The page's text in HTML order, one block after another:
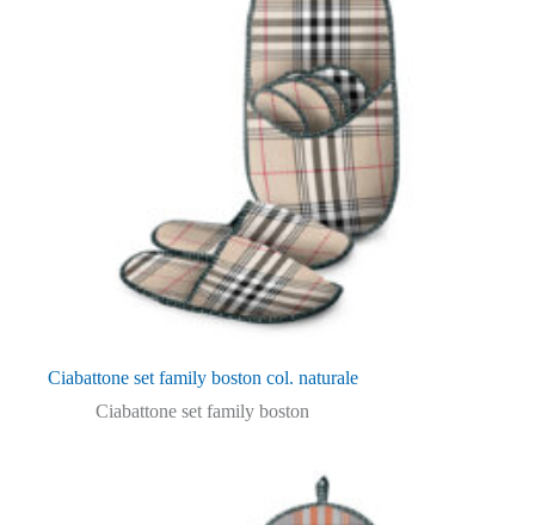
Ciabattone set family boston col. naturale
Ciabattone set family boston